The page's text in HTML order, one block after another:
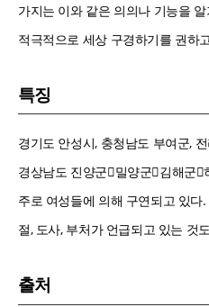
가지는 이와 같은 의의나 기능을
적극적으로 세상 구경하기를 권하
특징
경기도 안성시, 충청남도 부여군,
경상남도 진양군밀양군김해군
주로 여성들에 의해 구연되고 있
절, 도사, 부처가 언급되고 있는 것
출처